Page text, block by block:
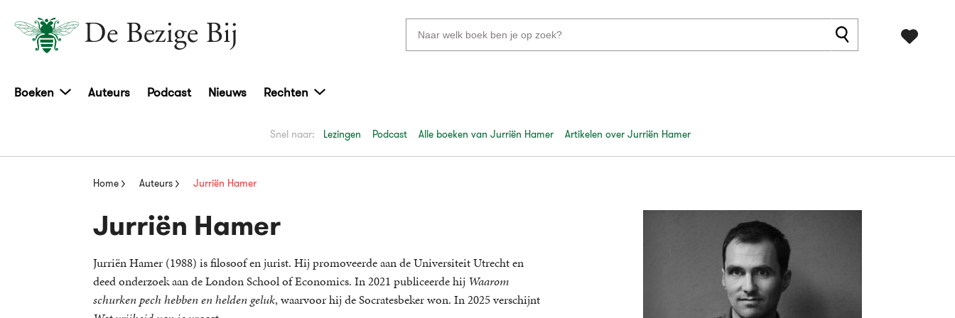
Zoeken
naar
Boeken Auteurs Podcast Nieuws Rechten
Snel naar: Lezingen Podcast Alle boeken van Jurriën Hamer Artikelen over Jurriën Hamer
Home Auteurs Jurriën Hamer
Jurriën Hamer
Jurriën Hamer (1988) is filosoof en jurist. Hij promoveerde aan de Universiteit Utrecht en
deed onderzoek aan de London School of Economics. In 2021 publiceerde hij Waarom
schurken pech hebben en helden geluk, waarvoor hij de Socratesbeker won. In 2025 verschijnt